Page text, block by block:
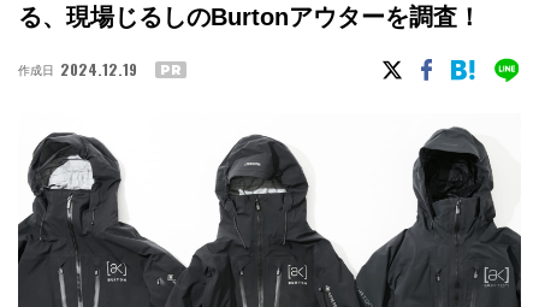
る、現場じるしのBurtonアウターを調査！
作成日 2024.12.19 PR